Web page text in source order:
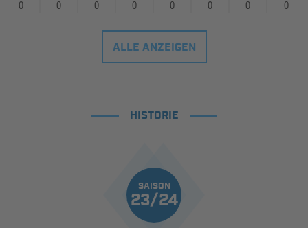
0 0 0 0 0 0 0 0
ALLE ANZEIGEN
HISTORIE
SAISON
23/24